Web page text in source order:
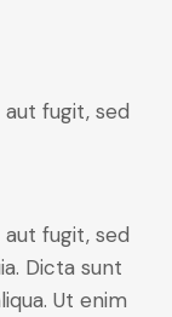
fugit, sed
fugit, sed
Dicta sunt
Ut enim